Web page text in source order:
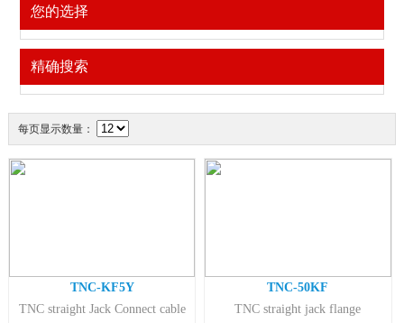
您的选择
精确搜索
每页显示数量：
TNC-KF5Y
TNC straight Jack Connect cable
TNC-50KF
TNC straight jack flange